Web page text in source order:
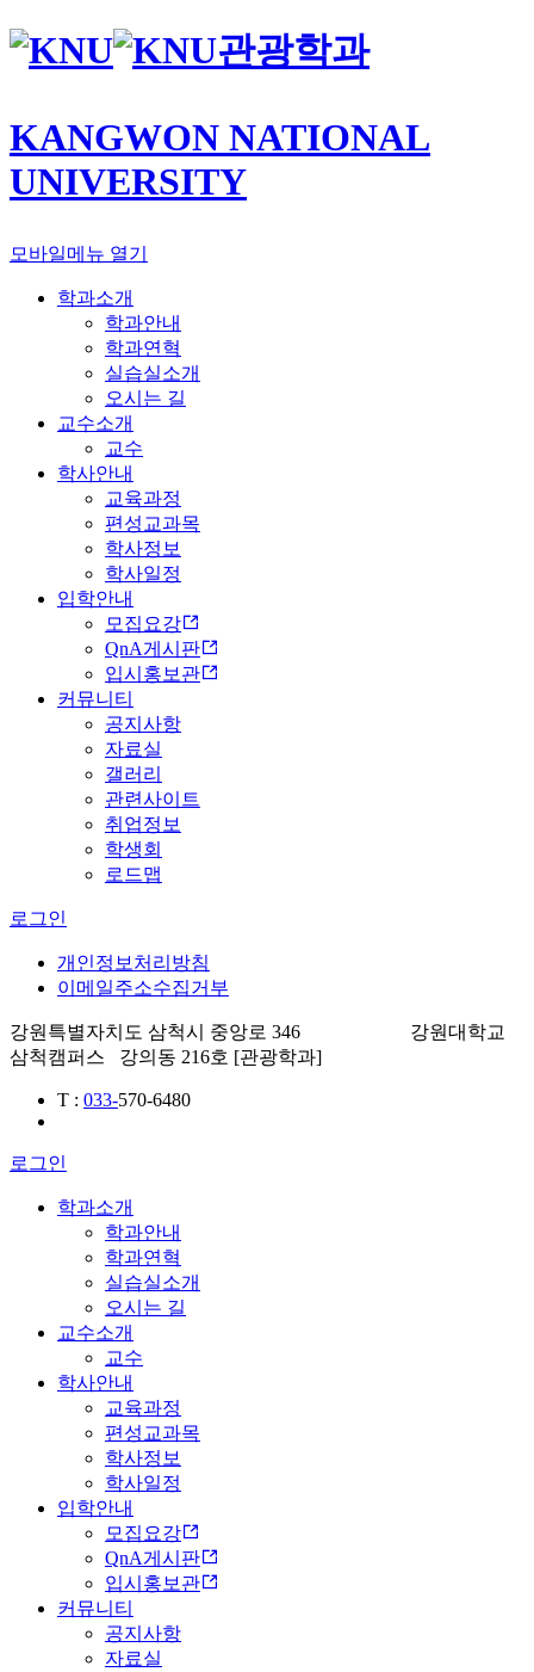
관광학과
KANGWON NATIONAL
UNIVERSITY
모바일메뉴 열기
학과소개
학과안내
학과연혁
실습실소개
오시는 길
교수소개
교수
학사안내
교육과정
편성교과목
학사정보
학사일정
입학안내
모집요강
QnA게시판
입시홍보관
커뮤니티
공지사항
자료실
갤러리
관련사이트
취업정보
학생회
로드맵
로그인
개인정보처리방침
이메일주소수집거부
강원특별자치도 삼척시 중앙로 346 강원대학교
삼척캠퍼스 강의동 216호 [관광학과]
T : 033-570-6480
로그인
학과소개
학과안내
학과연혁
실습실소개
오시는 길
교수소개
교수
학사안내
교육과정
편성교과목
학사정보
학사일정
입학안내
모집요강
QnA게시판
입시홍보관
커뮤니티
공지사항
자료실